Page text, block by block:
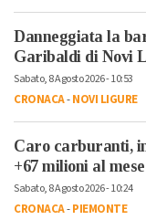
Danneggiata la
Garibaldi di Novi
Sabato, 8 Agosto 2026 - 10:53
CRONACA-NOVI LIGURE
Caro carburanti,
+67 milioni al
Sabato, 8 Agosto 2026 - 10:24
CRONACA-PIEMONTE